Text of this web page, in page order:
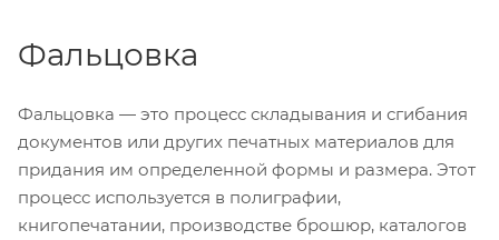
Фальцовка
Фальцовка — это процесс складывания и сгибания
документов или других печатных материалов для
придания им определенной формы и размера. Этот
процесс используется в полиграфии,
книгопечатании, производстве брошюр, каталогов